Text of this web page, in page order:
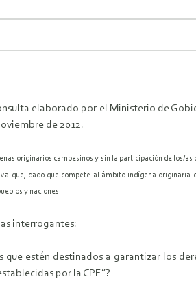
elaborado por el Ministerio de
de 2012.
originarios campesinos y sin la participación de los/
que, dado que compete al ámbito indígena
y naciones.
interrogantes:
estén destinados a garantizar los
por la CPE”?